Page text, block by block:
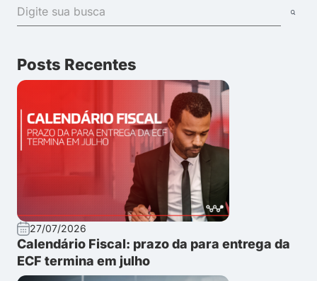
Posts Recentes
27/07/2026
Calendário Fiscal: prazo da para entrega da
ECF termina em julho